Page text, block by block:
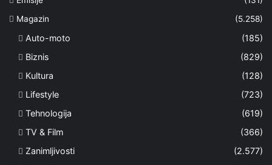
Magazin
(5.258)
Auto-moto
(185)
Biznis
(829)
Kultura
(128)
Lifestyle
(723)
Tehnologija
(619)
TV & Film
(366)
Zanimljivosti
(2.577)